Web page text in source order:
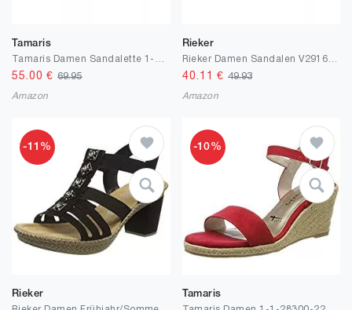
Tamaris
55.00 €69.95
Amazon
Rieker
40.11 € 49.93
Amazon
-11%
Rieker
-10%
Tamaris